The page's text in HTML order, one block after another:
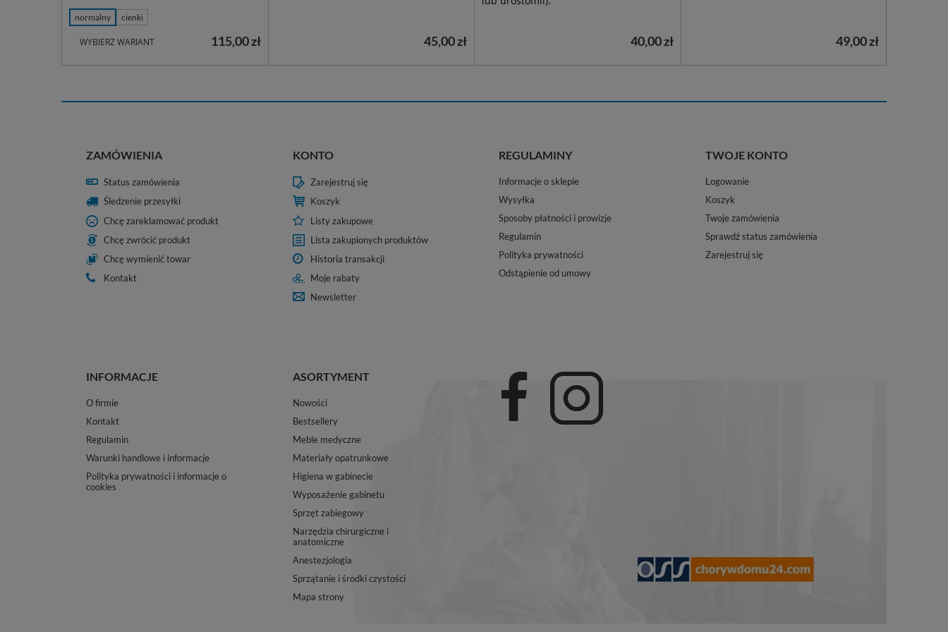
normalny cienki
WYBIERZ WARIANT 115,00 zł 45,00 zł 40,00 zł 49,00 zł
ZAMÓWIENIA
Status zamówienia
Śledzenie przesyłki
Chcę zareklamować produkt
Chcę zwrócić produkt
Chcę wymienić towar
Kontakt
KONTO
Zarejestruj się
Koszyk
Listy zakupowe
Lista zakupionych produktów
Historia transakcji
Moje rabaty
Newsletter
REGULAMINY
Informacje o sklepie
Wysyłka
Sposoby płatności i prowizje
Regulamin
Polityka prywatności
Odstąpienie od umowy
TWOJE KONTO
Logowanie
Koszyk
Twoje zamówienia
Sprawdź status zamówienia
Zarejestruj się
INFORMACJE
O firmie
Kontakt
Regulamin
Warunki handlowe i informacje
Polityka prywatności i informacje o
cookies
ASORTYMENT
Nowości
Bestsellery
Meble medyczne
Materiały opatrunkowe
Higiena w gabinecie
Wyposażenie gabinetu
Sprzęt zabiegowy
Narzędzia chirurgiczne i
anatomiczne
Anestezjologia
Sprzątanie i środki czystości
Mapa strony